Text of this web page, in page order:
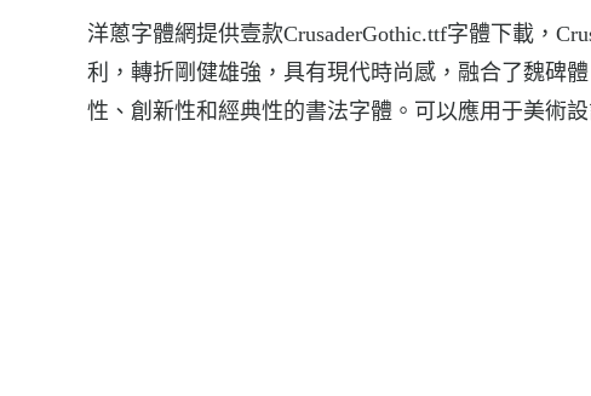
洋蔥字體網提供壹款CrusaderGothic.ttf字體下載，
利，轉折剛健雄強，具有現代時尚感，融合了魏碑
性、創新性和經典性的書法字體。可以應用于美術